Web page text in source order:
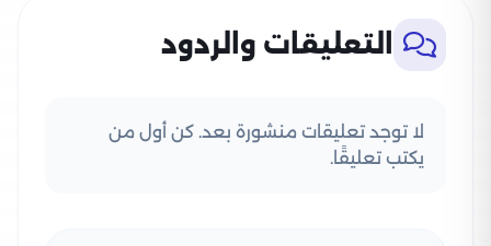
التعليقات والردود
لا توجد تعليقات منشورة بعد. كن أول من
يكتب تعليقًا.